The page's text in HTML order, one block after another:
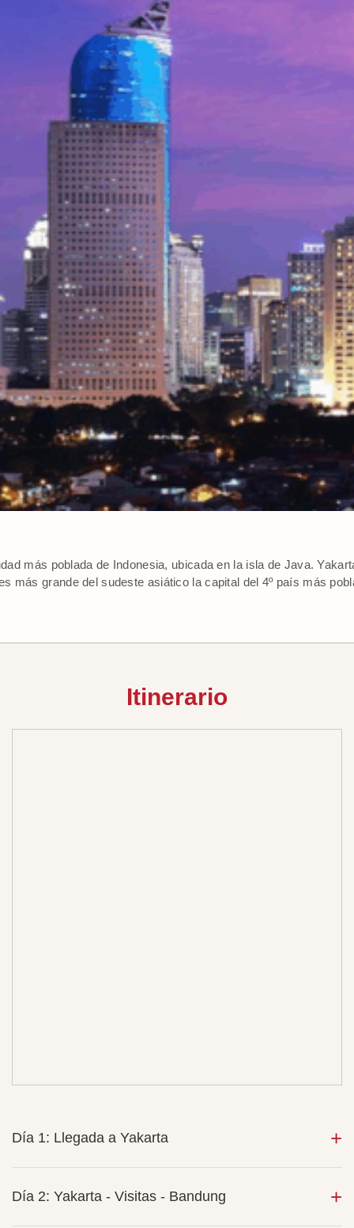
más poblada de Indonesia, ubicada en la isla de Java.
más grande del sudeste asiático la capital del 4º país más
Itinerario
Día 1: Llegada a Yakarta
Día 2: Yakarta - Visitas - Bandung